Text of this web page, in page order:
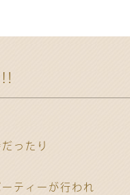
ったり
ティーが行われ